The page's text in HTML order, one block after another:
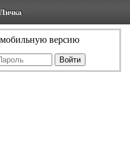
Личка
версию